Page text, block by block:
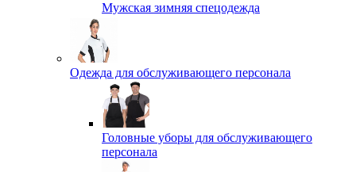
Мужская зимняя спецодежда
Одежда для обслуживающего персонала
Головные уборы для обслуживающего
персонала